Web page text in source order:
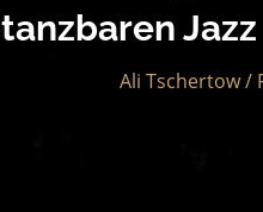
tanzbaren
Ali Tschertow /